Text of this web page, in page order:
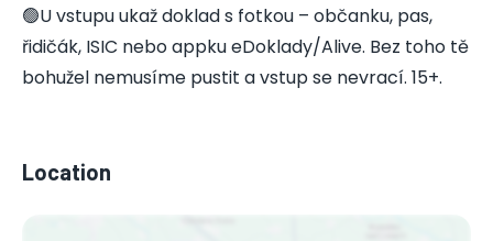
🟢U vstupu ukaž doklad s fotkou – občanku, pas,
řidičák, ISIC nebo appku eDoklady/Alive. Bez toho tě
bohužel nemusíme pustit a vstup se nevrací. 15+.
Location